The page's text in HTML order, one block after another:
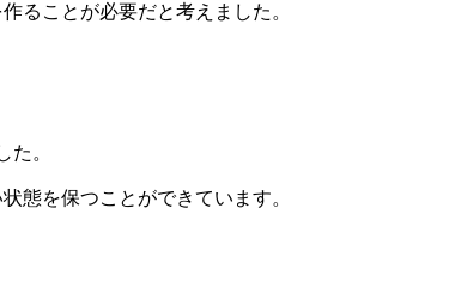
ることが必要だと考えました。
。
態を保つことができています。